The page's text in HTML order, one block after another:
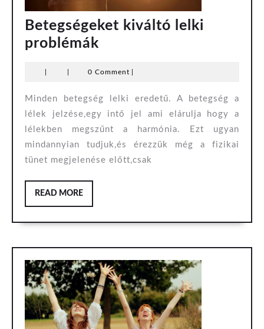
Betegségeket kiváltó lelki
problémák
lelki
problémák
0 Comment
Minden betegség lelki eredetű. A betegség a
lélek jelzése,egy intő jel ami elárulja hogy a
lélekben megszűnt a harmónia. Ezt ugyan
mindannyian tudjuk,és érezzük még a fizikai
tünet megjelenése előtt,csak
READ MOREREAD
MORE